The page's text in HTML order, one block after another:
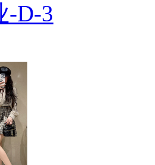
-D-3